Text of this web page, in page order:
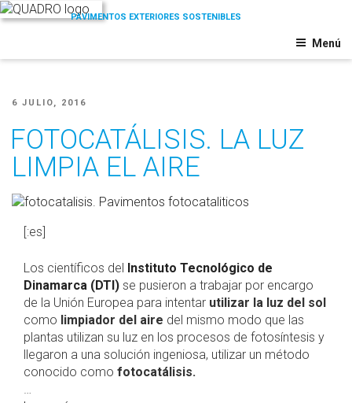
Saltar
alQUADRO
Menú
PUBLICADO
6 JULIO, 2016
FOTOCATÁLISIS. LA LUZ
LIMPIA EL AIRE
[:es]
Los científicos del Instituto Tecnológico de
Dinamarca (DTI) se pusieron a trabajar por encargo
de la Unión Europea para intentar utilizar la luz del sol
como limpiador del aire del mismo modo que las
plantas utilizan su luz en los procesos de fotosíntesis y
llegaron a una solución ingeniosa, utilizar un método
conocido como fotocatálisis.